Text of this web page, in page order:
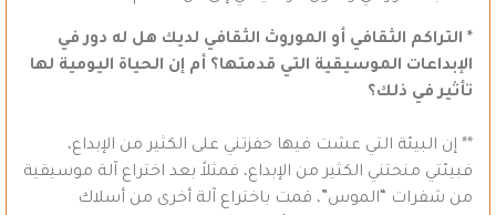
* التراكم الثقافي أو الموروث الثقافي لديك هل له دور في
الإبداعات الموسيقية التي قدمتها؟ أم إن الحياة اليومية لها
تأثير في ذلك؟
** إن البيئة التي عشت فيها حفزتني على الكثير من الإبداع،
فبيئتي منحتني الكثير من الإبداع، فمثلاً بعد اختراع آلة موسيقية
من شفرات “الموس”، قمت باختراع آلة أخرى من أسلاك